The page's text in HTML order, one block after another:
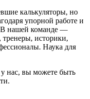
калькуляторы, но
упорной работе и
В нашей команде —
историки,
Наука для
у нас, вы можете быть